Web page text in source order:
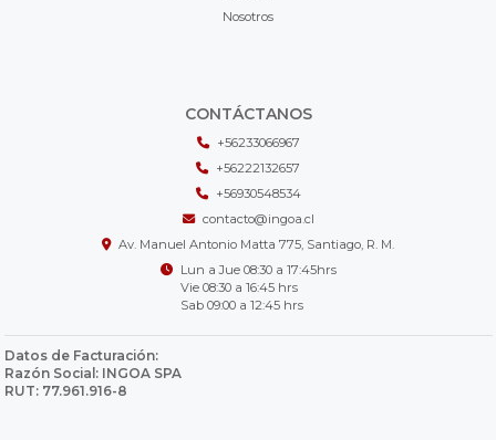
Nosotros
CONTÁCTANOS
+56233066967
+56222132657
+56930548534
contacto@ingoa.cl
Av. Manuel Antonio Matta 775, Santiago, R. M.
Lun a Jue 08:30 a 17:45hrs
Vie 08:30 a 16:45 hrs
Sab 09:00 a 12:45 hrs
Datos de Facturación:
Razón Social: INGOA SPA
RUT: 77.961.916-8